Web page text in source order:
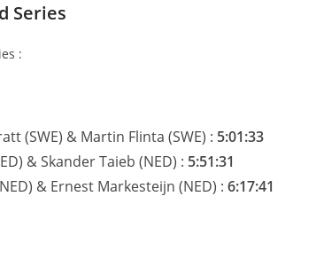
Series
:
(SWE) & Martin Flinta (SWE) : 5:01:33
& Skander Taieb (NED) : 5:51:31
& Ernest Markesteijn (NED) : 6:17:41